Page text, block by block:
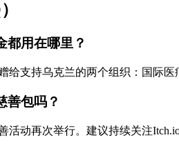
都用在哪里？
给支持乌克兰的两个组织：国际医
善包吗？
活动再次举行。建议持续关注